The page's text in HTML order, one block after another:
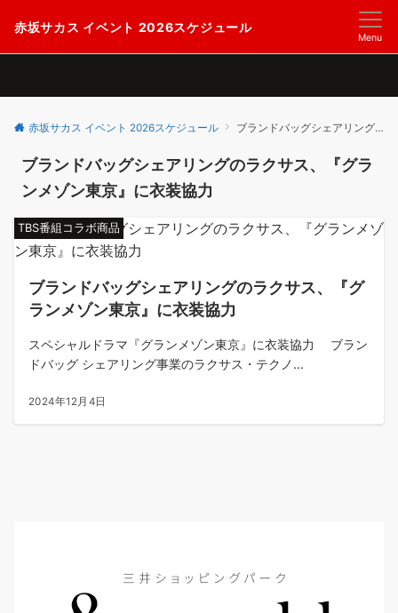
赤坂サカス イベント 2026スケジュール
Menu
赤坂サカス イベント 2026スケジュール ブランドバッグシェアリングのラクサス、『グランメゾン東京』に衣装協力
ブランドバッグシェアリングのラクサス、『グラ
ンメゾン東京』に衣装協力
TBS番組コラボ商品
ブランドバッグシェアリングのラクサス、『グ
ランメゾン東京』に衣装協力
スペシャルドラマ『グランメゾン東京』に衣装協力 ブラン
ドバッグ シェアリング事業のラクサス・テクノ...
2024年12月4日